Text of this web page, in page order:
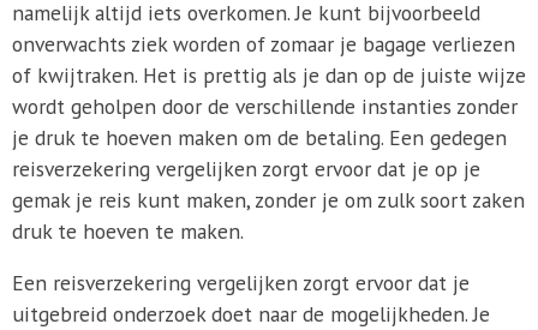
namelijk altijd iets overkomen. Je kunt bijvoorbeeld
onverwachts ziek worden of zomaar je bagage verliezen
of kwijtraken. Het is prettig als je dan op de juiste wijze
wordt geholpen door de verschillende instanties zonder
je druk te hoeven maken om de betaling. Een gedegen
reisverzekering vergelijken zorgt ervoor dat je op je
gemak je reis kunt maken, zonder je om zulk soort zaken
druk te hoeven te maken.
Een reisverzekering vergelijken zorgt ervoor dat je
uitgebreid onderzoek doet naar de mogelijkheden. Je